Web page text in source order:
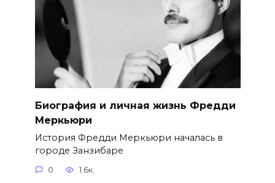
Биография и личная жизнь Фредди
Меркьюри
История Фредди Меркьюри началась в
городе Занзибаре
0 1.6к.